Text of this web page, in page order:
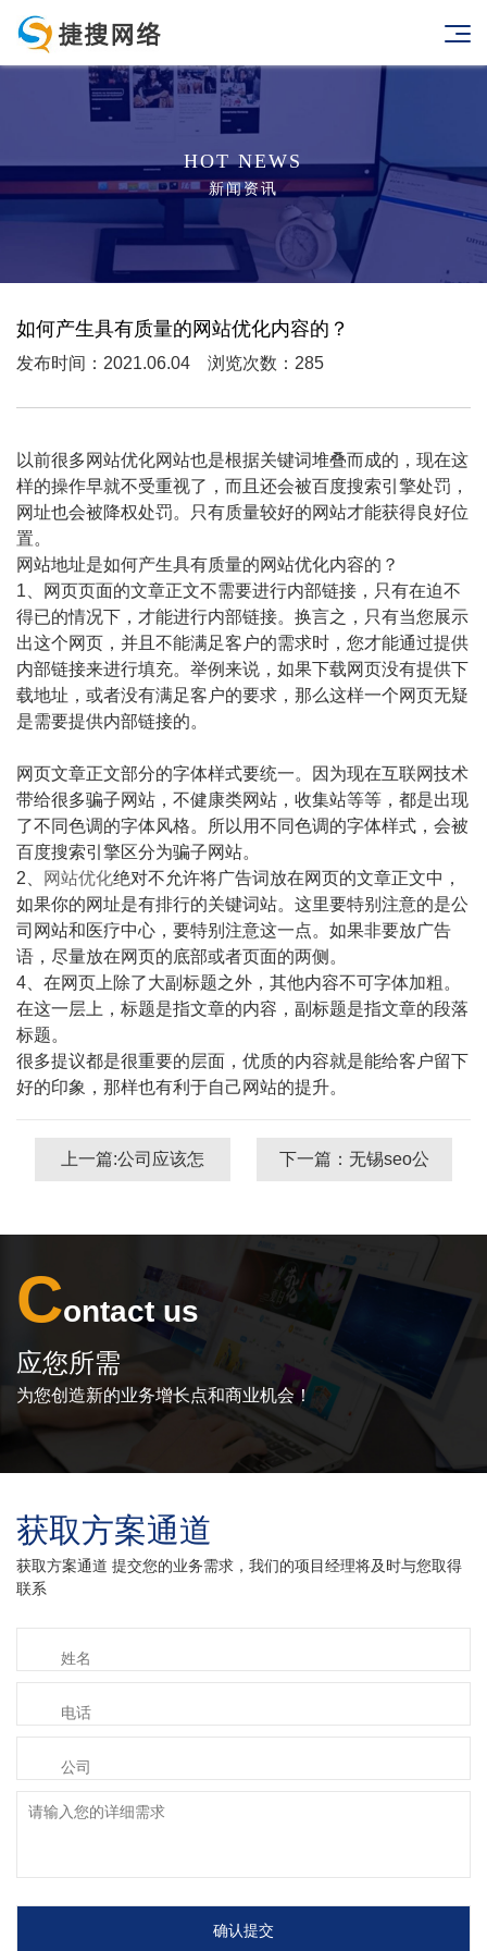
HOT NEWS
新闻资讯
如何产生具有质量的网站优化内容的？
发布时间：2021.06.04 浏览次数：285
以前很多网站优化网站也是根据关键词堆叠而成的，现在这
样的操作早就不受重视了，而且还会被百度搜索引擎处罚，
网址也会被降权处罚。只有质量较好的网站才能获得良好位
置。
网站地址是如何产生具有质量的网站优化内容的？
1、网页页面的文章正文不需要进行内部链接，只有在迫不
得已的情况下，才能进行内部链接。换言之，只有当您展示
出这个网页，并且不能满足客户的需求时，您才能通过提供
内部链接来进行填充。举例来说，如果下载网页没有提供下
载地址，或者没有满足客户的要求，那么这样一个网页无疑
是需要提供内部链接的。
网页文章正文部分的字体样式要统一。因为现在互联网技术
带给很多骗子网站，不健康类网站，收集站等等，都是出现
了不同色调的字体风格。所以用不同色调的字体样式，会被
百度搜索引擎区分为骗子网站。
2、
网站优化绝对不允许将广告词放在网页的文章正文中，
如果你的网址是有排行的关键词站。这里要特别注意的是公
司网站和医疗中心，要特别注意这一点。如果非要放广告
语，尽量放在网页的底部或者页面的两侧。
4、在网页上除了大副标题之外，其他内容不可字体加粗。
在这一层上，标题是指文章的内容，副标题是指文章的段落
标题。
很多提议都是很重要的层面，优质的内容就是能给客户留下
好的印象，那样也有利于自己网站的提升。
上一篇:公司应该怎 下一篇：无锡seo公
Contact us
应您所需
为您创造新的业务增长点和商业机会！
获取方案通道
获取方案通道 提交您的业务需求，我们的项目经理将及时与您取得
联系